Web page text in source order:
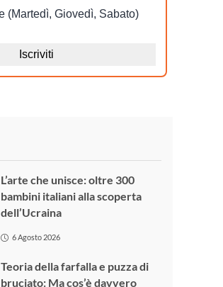
L’arte che unisce: oltre 300
bambini italiani alla scoperta
dell’Ucraina
6 Agosto 2026
Teoria della farfalla e puzza di
bruciato: Ma cos’è davvero